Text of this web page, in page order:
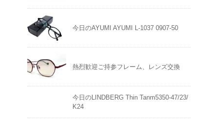
今日のAYUMI AYUMI L-1037 0907-50
熱烈歓迎ご持参フレーム、レンズ交換
今日のLINDBERG Thin Tanm5350-47/23/
K24